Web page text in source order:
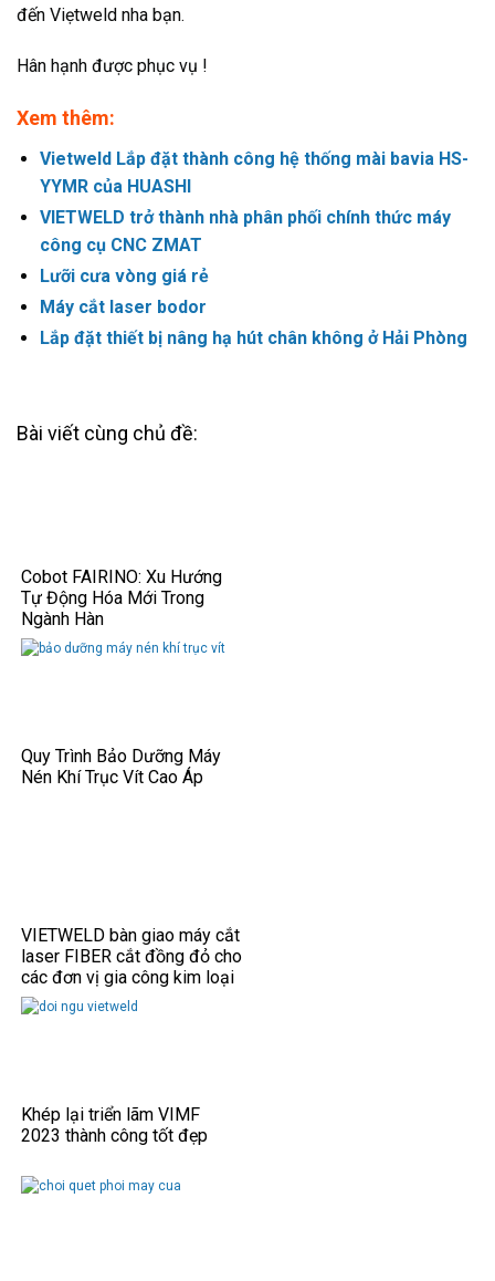
đến Viẹtweld nha bạn.
Hân hạnh được phục vụ !
Xem thêm:
Vietweld Lắp đặt thành công hệ thống mài bavia HS-
YYMR của HUASHI
VIETWELD trở thành nhà phân phối chính thức máy
công cụ CNC ZMAT
Lưỡi cưa vòng giá rẻ
Máy cắt laser bodor
Lắp đặt thiết bị nâng hạ hút chân không ở Hải Phòng
Bài viết cùng chủ đề:
Cobot FAIRINO: Xu Hướng
Tự Động Hóa Mới Trong
Ngành Hàn
Quy Trình Bảo Dưỡng Máy
Nén Khí Trục Vít Cao Áp
VIETWELD bàn giao máy cắt
laser FIBER cắt đồng đỏ cho
các đơn vị gia công kim loại
tấm.
Khép lại triển lãm VIMF
2023 thành công tốt đẹp